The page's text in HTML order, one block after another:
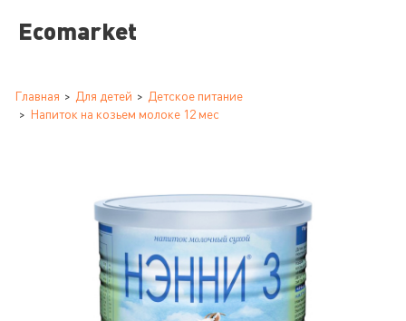
Ecomarket
Главная Для детей
Детское питание
Напиток на козьем молоке 12 мес